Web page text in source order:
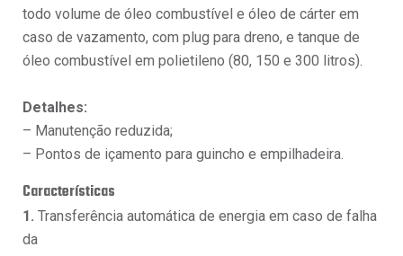
todo volume de óleo combustível e óleo de cárter em
caso de vazamento, com plug para dreno, e tanque de
óleo combustível em polietileno (80, 150 e 300 litros).
Detalhes:
– Manutenção reduzida;
– Pontos de içamento para guincho e empilhadeira.
Características
1. Transferência automática de energia em caso de falha
da